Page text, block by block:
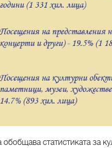
статистиката за